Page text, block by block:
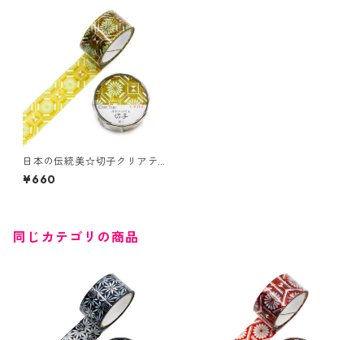
日本の伝統美☆切子クリアテ
ープ☆GR-4108☆蜀江☆ホロ
グラム箔☆20mm
¥660
同じカテゴリの商品